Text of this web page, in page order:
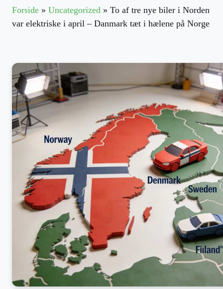
Forside » Uncategorized » To af tre nye biler i Norden
var elektriske i april – Danmark tæt i hælene på Norge